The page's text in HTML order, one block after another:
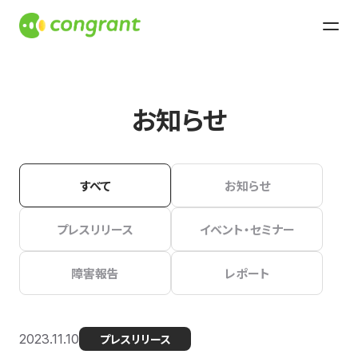
お知らせ
すべて お知らせ
プレスリリース イベント・セミナー
障害報告 レポート
2023.11.10 プレスリリース